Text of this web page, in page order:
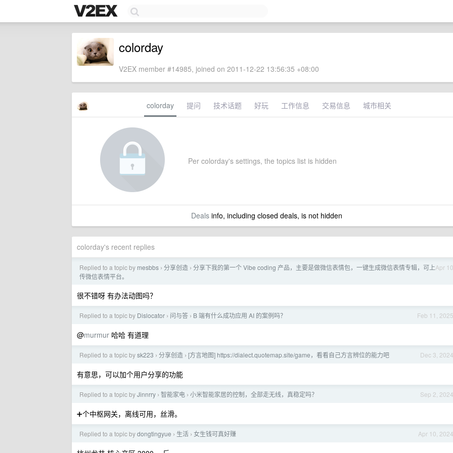
colorday
V2EX member #14985, joined on 2011-12-22 13:56:35 +08:00
colorday 提问 技术话题 好玩 工作信息 交易信息 城市相关
Per colorday's settings, the topics list is hidden
Dealsinfo, including closed deals, is not hidden
colorday's recent replies
Apr 10
Replied to a topic by mesbbs › 分享创造 › 分享下我的第一个 Vibe coding 产品，主要是做微信表情包，一键生成微信表情专辑，可上
传微信表情平台。
很不错呀 有办法动图吗？
Feb 11, 2025
Replied to a topic by Dislocator › 问与答 › B 端有什么成功应用 AI 的案例吗？
@murmur 哈哈 有道理
Dec 3, 2024
Replied to a topic bysk223 › 分享创造 › [方言地图] https://dialect.quotemap.site/game，看看自己方言辨位的能力吧
有意思，可以加个用户分享的功能
Sep 2, 2024
Replied to a topic byJinnrry › 智能家电 › 小米智能家居的控制，全部走无线，真稳定吗？
➕个中枢网关，离线可用，丝滑。
Apr 10, 2024
Replied to a topic bydongtingyue › 生活 › 女生钱可真好赚